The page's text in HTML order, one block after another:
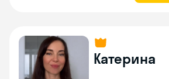
Катерина